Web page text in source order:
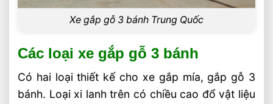
Xe gắp gỗ 3 bánh Trung Quốc
Các loại xe gắp gỗ 3 bánh
Có hai loại thiết kế cho xe gắp mía, gắp gỗ 3
bánh. Loại xi lanh trên có chiều cao đổ vật liệu